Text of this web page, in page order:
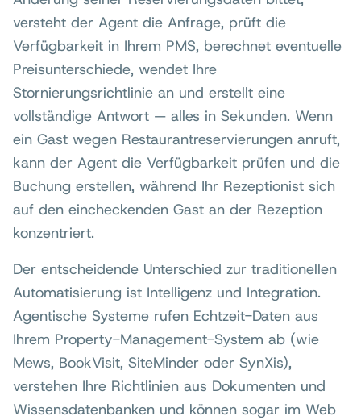
versteht der Agent die Anfrage, prüft die
Verfügbarkeit in Ihrem PMS, berechnet eventuelle
Preisunterschiede, wendet Ihre
Stornierungsrichtlinie an und erstellt eine
vollständige Antwort — alles in Sekunden. Wenn
ein Gast wegen Restaurantreservierungen anruft,
kann der Agent die Verfügbarkeit prüfen und die
Buchung erstellen, während Ihr Rezeptionist sich
auf den eincheckenden Gast an der Rezeption
konzentriert.
Der entscheidende Unterschied zur traditionellen
Automatisierung ist Intelligenz und Integration.
Agentische Systeme rufen Echtzeit-Daten aus
Ihrem Property-Management-System ab (wie
Mews, BookVisit, SiteMinder oder SynXis),
verstehen Ihre Richtlinien aus Dokumenten und
Wissensdatenbanken und können sogar im Web